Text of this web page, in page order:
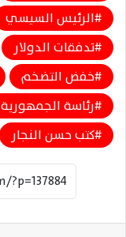
الرئيس السيسي
تدفقات الدولار
خفض التضخم
رئاسة الجمهورية
كتب حسن النجار